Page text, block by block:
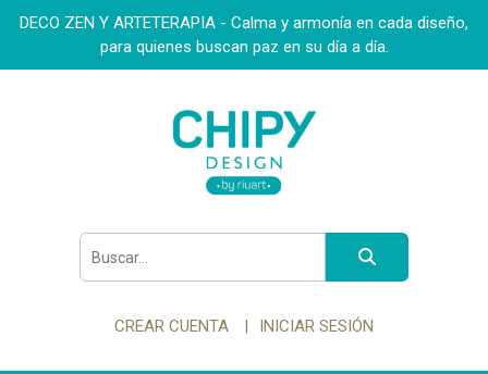
DECO ZEN Y ARTETERAPIA - Calma y armonía en cada diseño,
para quienes buscan paz en su día a día.
CREAR CUENTA INICIAR SESIÓN